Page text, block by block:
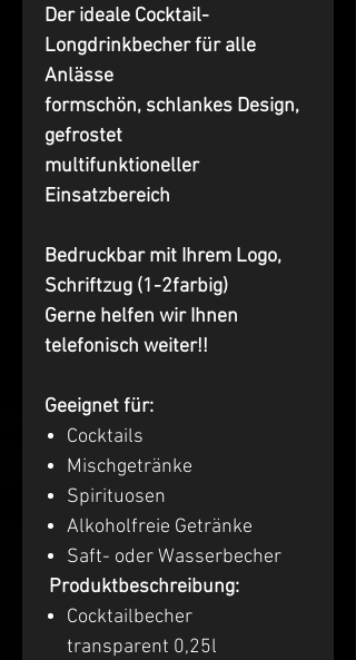
Der ideale Cocktail-
Longdrinkbecher für alle
Anlässe
formschön, schlankes Design,
gefrostet
multifunktioneller
Einsatzbereich
Bedruckbar mit Ihrem Logo,
Schriftzug (1-2farbig)
Gerne helfen wir Ihnen
telefonisch weiter!!
Geeignet für:
Cocktails
Mischgetränke
Spirituosen
Alkoholfreie Getränke
Saft- oder Wasserbecher
Produktbeschreibung:
Cocktailbecher
transparent 0,25l